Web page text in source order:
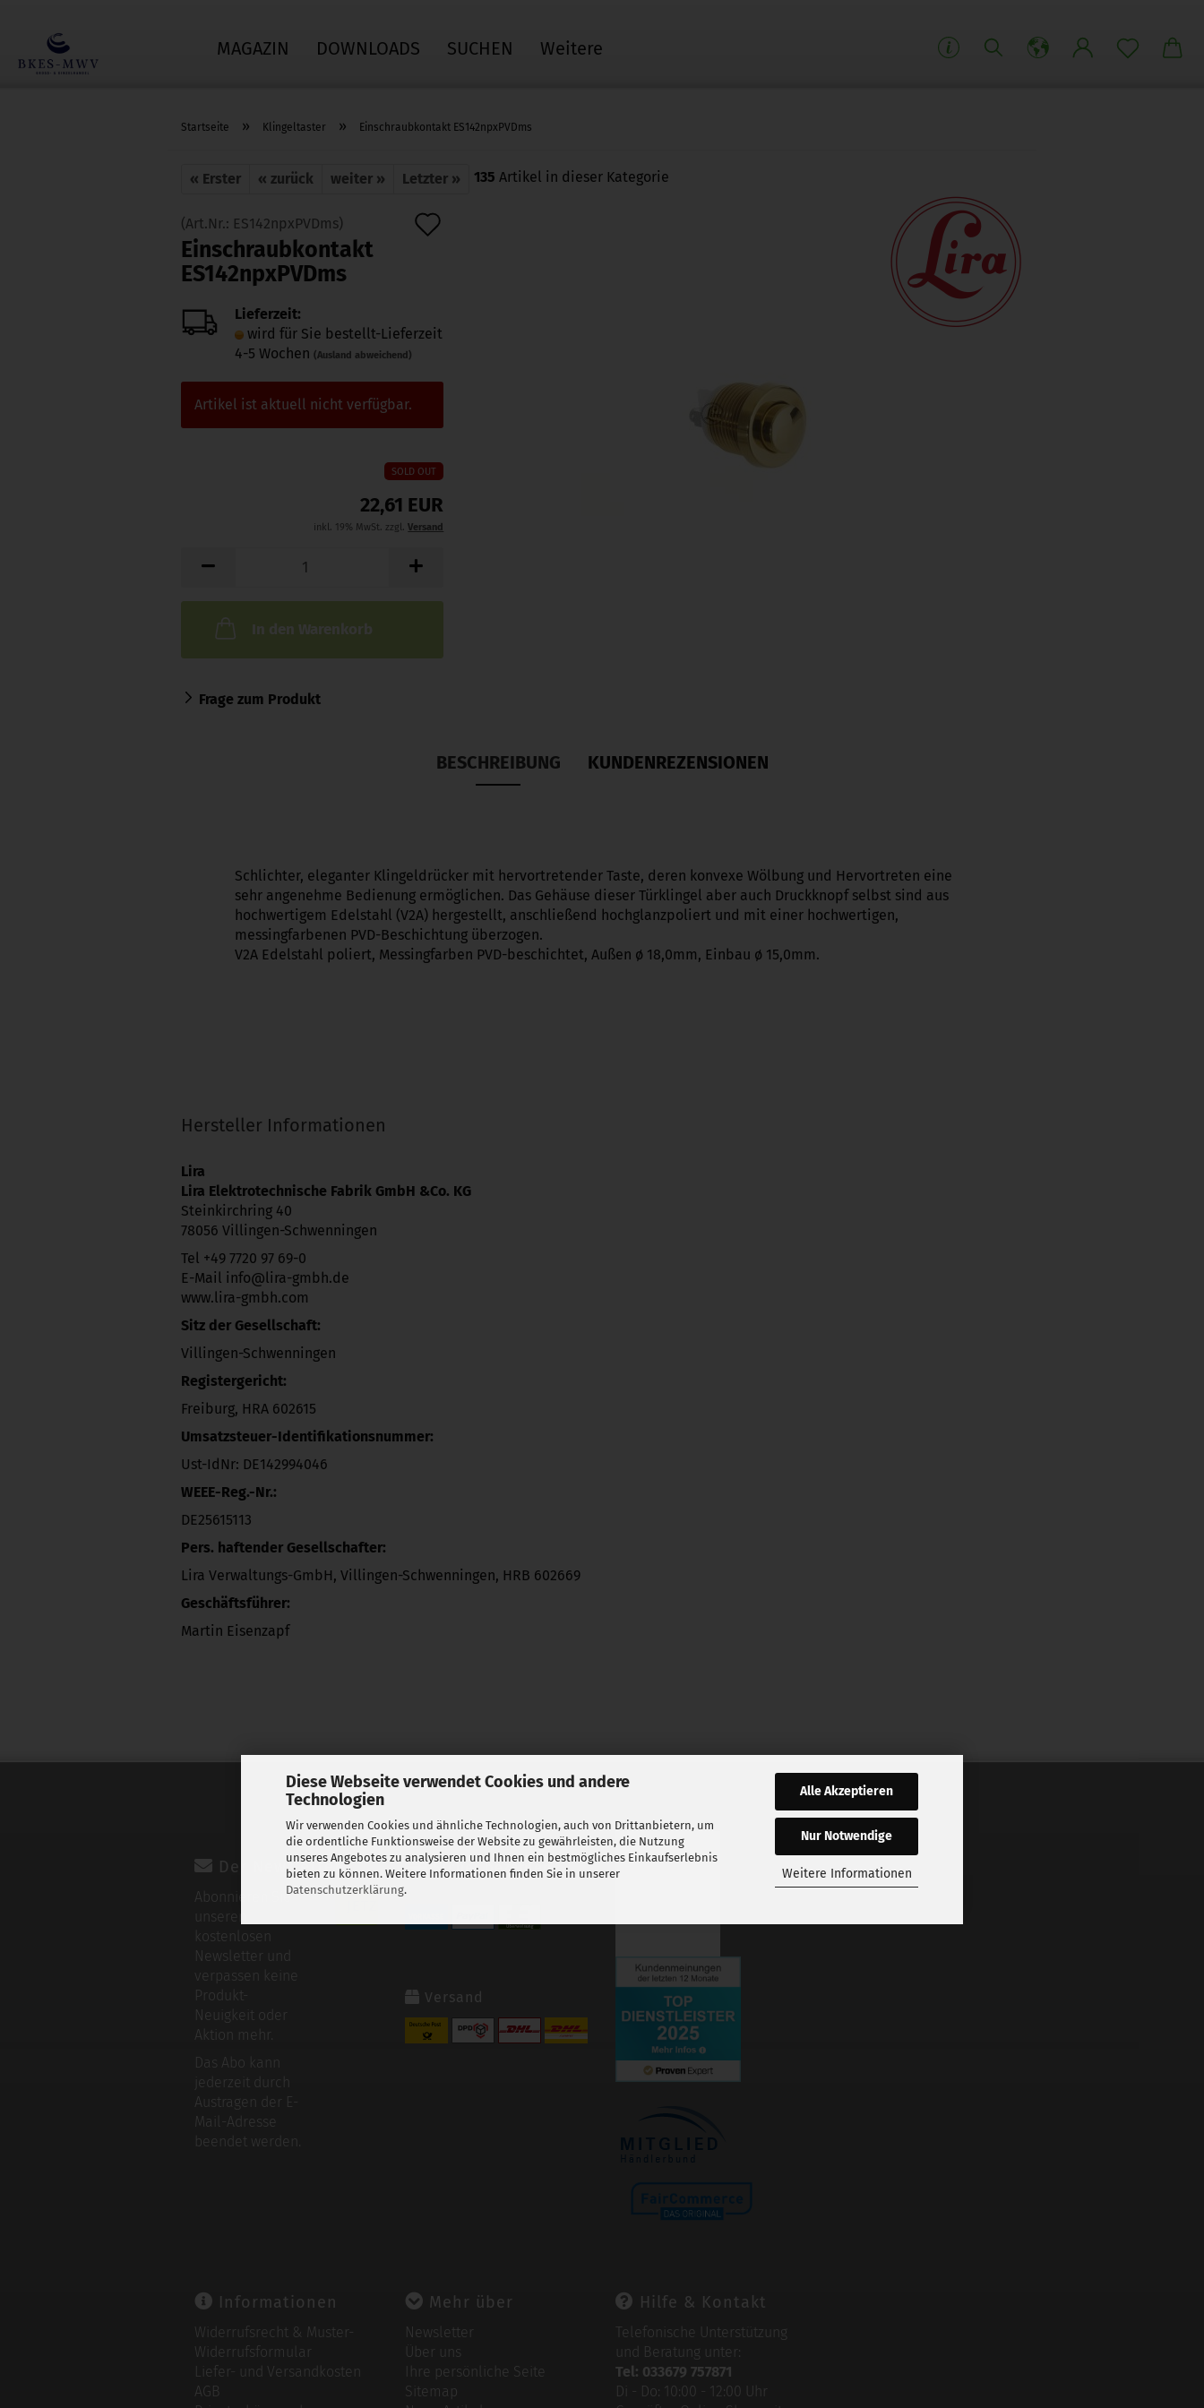
Diese Webseite verwendet Cookies und andere
Technologien
Wir verwenden Cookies und ähnliche Technologien, auch von Drittanbietern, um
die ordentliche Funktionsweise der Website zu gewährleisten, die Nutzung
unseres Angebotes zu analysieren und Ihnen ein bestmögliches Einkaufserlebnis
bieten zu können. Weitere Informationen finden Sie in unserer
Datenschutzerklärung.
Alle Akzeptieren
Nur Notwendige
Weitere Informationen
MAGAZIN DOWNLOADS SUCHEN Weitere
Startseite » Klingeltaster » Einschraubkontakt ES142npxPVDms
« Erster « zurück weiter » Letzter » 135 Artikel in dieser Kategorie
(Art.Nr.: ES142npxPVDms)
Einschraubkontakt
ES142npxPVDms
Lieferzeit:
wird für Sie bestellt-Lieferzeit
4-5 Wochen (Ausland abweichend)
Artikel ist aktuell nicht verfügbar.
SOLD OUT
22,61 EUR
inkl. 19% MwSt. zzgl.Versand
In den Warenkorb
Frage zum Produkt
BESCHREIBUNG KUNDENREZENSIONEN
Schlichter, eleganter Klingeldrücker mit hervortretender Taste, deren konvexe Wölbung und Hervortreten eine
sehr angenehme Bedienung ermöglichen. Das Gehäuse dieser Türklingel aber auch Druckknopf selbst sind aus
hochwertigem Edelstahl (V2A) hergestellt, anschließend hochglanzpoliert und mit einer hochwertigen,
messingfarbenen PVD-Beschichtung überzogen.
V2A Edelstahl poliert, Messingfarben PVD-beschichtet, Außen ø 18,0mm, Einbau ø 15,0mm.
Hersteller Informationen
Lira
Lira Elektrotechnische Fabrik GmbH &Co. KG
Steinkirchring 40
78056 Villingen-Schwenningen
Tel +49 7720 97 69-0
E-Mail info@lira-gmbh.de
www.lira-gmbh.com
Sitz der Gesellschaft:
Villingen-Schwenningen
Registergericht:
Freiburg, HRA 602615
Umsatzsteuer-Identifikationsnummer:
Ust-IdNr: DE142994046
WEEE-Reg.-Nr.:
DE25615113
Pers. haftender Gesellschafter:
Lira Verwaltungs-GmbH, Villingen-Schwenningen, HRB 602669
Geschäftsführer:
Martin Eisenzapf
Der Newsletter
Abonnieren Sie
unseren
kostenlosen
Newsletter und
verpassen keine
Produkt-
Neuigkeit oder
Aktion mehr.
Das Abo kann
jederzeit durch
Austragen der E-
Mail-Adresse
beendet werden.
Sicher bezahlen
Versand
Informationen
Widerrufsrecht & Muster-
Widerrufsformular
Liefer- und Versandkosten
AGB
Mehr über
Newsletter
Über uns
Ihre persönliche Seite
Sitemap
Hilfe & Kontakt
Telefonische Unterstützung
und Beratung unter:
Tel: 033679 757871
Di - Do: 10:00 - 12:00 Uhr